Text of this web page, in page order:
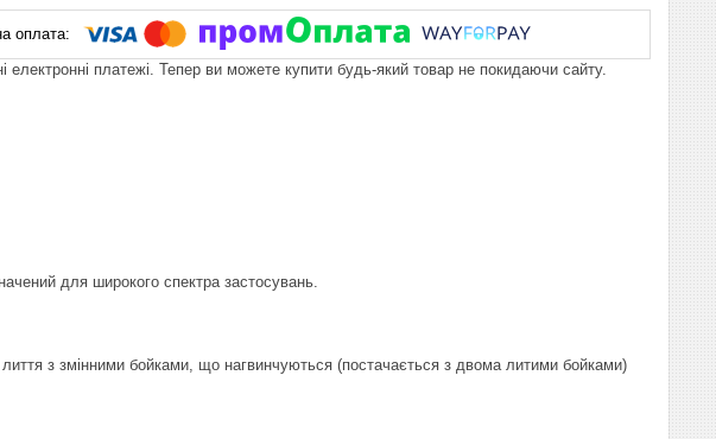
електронні платежі. Тепер ви можете купити будь-який товар не покидаючи сайту.
для широкого спектра застосувань.
з змінними бойками, що нагвинчуються (постачається з двома литими бойками)